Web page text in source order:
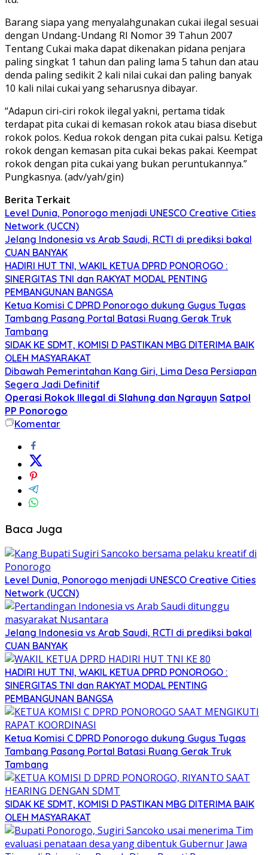
Barang siapa yang menyalahgunakan cukai ilegal sesuai
dengan Undang-Undang RI Nomor 39 Tahun 2007
Tentang Cukai maka dapat dikenakan pidana penjara
paling singkat 1 tahun dan paling lama 5 tahun dan atau
denda paling sedikit 2 kali nilai cukai dan paling banyak
10 kali nilai cukai yang seharusnya dibayar.
“Adapun ciri-ciri rokok ilegal yakni, pertama tidak
terdapat pita cukai di kemasan rokok atau biasa disebut
rokok polos. Kedua rokok dengan pita cukai palsu. Ketiga
rokok dengan kemasan pita cukai bekas pakai. Keempat
rokok dengan pita cukai yang bukan peruntukannya.”
Pungkasnya. (adv/yah/gin)
Berita Terkait
Level Dunia, Ponorogo menjadi UNESCO Creative Cities
Network (UCCN)
Jelang Indonesia vs Arab Saudi, RCTI di prediksi bakal
CUAN BANYAK
HADIRI HUT TNI, WAKIL KETUA DPRD PONOROGO :
SINERGITAS TNI dan RAKYAT MODAL PENTING
PEMBANGUNAN BANGSA
Ketua Komisi C DPRD Ponorogo dukung Gugus Tugas
Tambang Pasang Portal Batasi Ruang Gerak Truk
Tambang
SIDAK KE SDMT, KOMISI D PASTIKAN MBG DITERIMA BAIK
OLEH MASYARAKAT
Dibawah Pemerintahan Kang Giri, Lima Desa Persiapan
Segera Jadi Definitif
Operasi Rokok Illegal di Slahung dan Ngrayun Satpol
PP Ponorogo
Komentar
Baca Juga
Level Dunia, Ponorogo menjadi UNESCO Creative Cities
Network (UCCN)
Jelang Indonesia vs Arab Saudi, RCTI di prediksi bakal
CUAN BANYAK
HADIRI HUT TNI, WAKIL KETUA DPRD PONOROGO :
SINERGITAS TNI dan RAKYAT MODAL PENTING
PEMBANGUNAN BANGSA
Ketua Komisi C DPRD Ponorogo dukung Gugus Tugas
Tambang Pasang Portal Batasi Ruang Gerak Truk
Tambang
SIDAK KE SDMT, KOMISI D PASTIKAN MBG DITERIMA BAIK
OLEH MASYARAKAT